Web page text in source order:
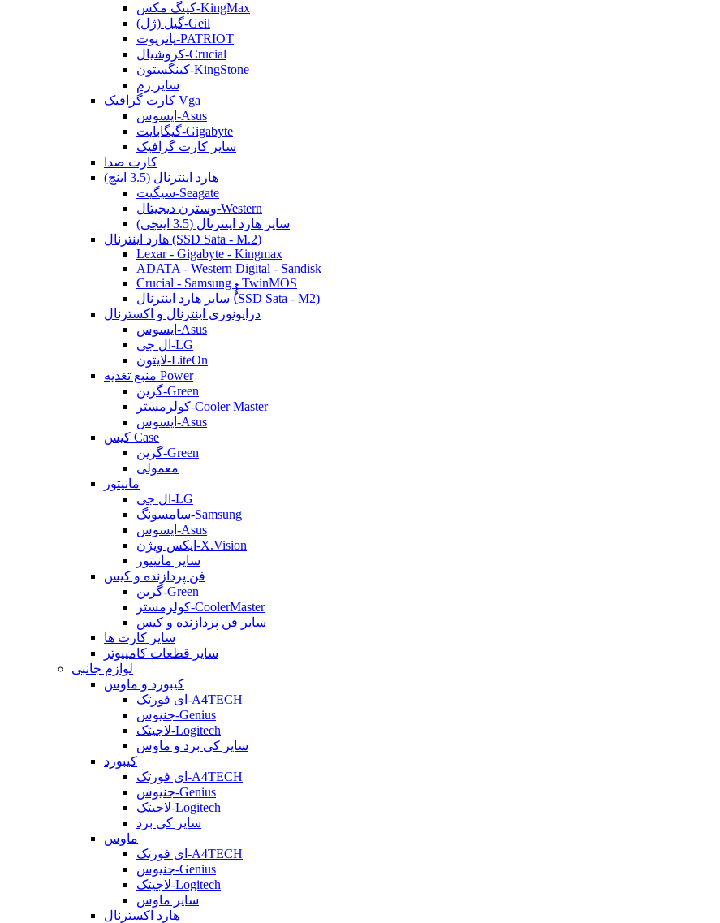
کینگ مکس-KingMax
گیل (ژل)-Geil
پاتریوت-PATRIOT
کروشیال-Crucial
کینگستون-KingStone
سایر رم
کارت گرافیک Vga
ایسوس-Asus
گیگابایت-Gigabyte
سایر کارت گرافیک
کارت صدا
هارد اینترنال (3.5 اینچ)
سیگیت-Seagate
وسترن دیجیتال-Western
سایر هارد اینترنال (3.5 اینچی)
هارد اینترنال (SSD Sata - M.2)
Lexar - Gigabyte - Kingmax
ADATA - Western Digital - Sandisk
Crucial - Samsung - TwinMOS
سایر هارد اینترنال (ُُُِSSD Sata - M2)
درایونوری اینترنال و اکسترنال
ایسوس-Asus
ال جی-LG
لایتون-LiteOn
منبع تغذیه Power
گرین-Green
کولرمستر-Cooler Master
ایسوس-Asus
کیس Case
گرین-Green
معمولی
مانیتور
ال جی-LG
سامسونگ-Samsung
ایسوس-Asus
ایکس ویژن-X.Vision
سایر مانیتور
فن پردازنده و کیس
گرین-Green
کولرمستر-CoolerMaster
سایر فن پردازنده و کیس
سایر کارت ها
سایر قطعات کامپیوتر
لوازم جانبی
کیبورد و ماوس
ای فورتک-A4TECH
جنیوس-Genius
لاجیتک-Logitech
سایر کی برد و ماوس
کیبورد
ای فورتک-A4TECH
جنیوس-Genius
لاجیتک-Logitech
سایر کی برد
ماوس
ای فورتک-A4TECH
جنیوس-Genius
لاجیتک-Logitech
سایر ماوس
هارد اکسترنال